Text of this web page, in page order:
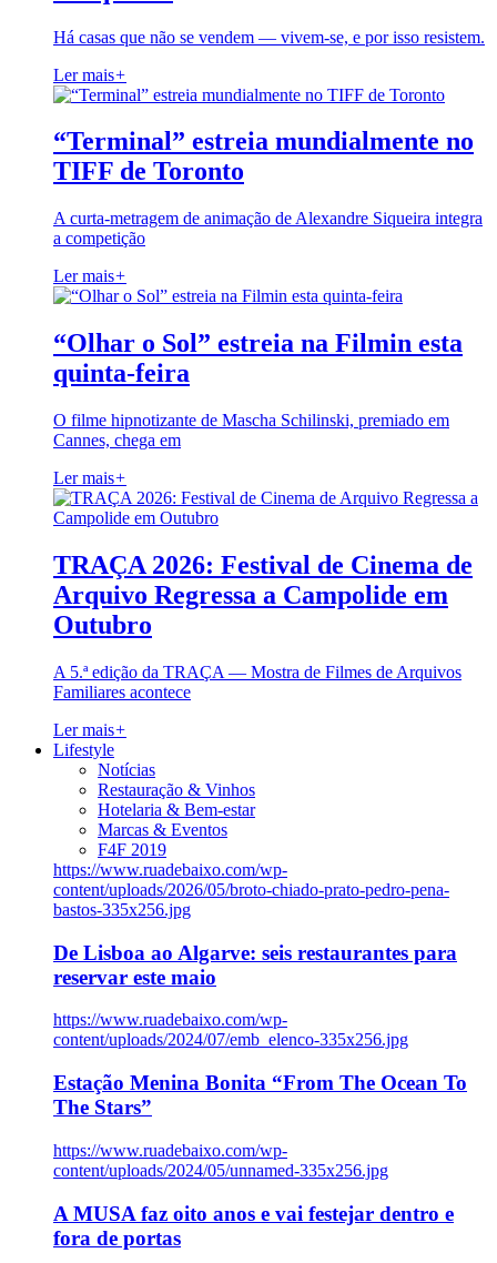
Há casas que não se vendem — vivem-se, e por isso resistem.
Ler mais+
“Terminal” estreia mundialmente no
TIFF de Toronto
A curta-metragem de animação de Alexandre Siqueira integra
a competição
Ler mais+
“Olhar o Sol” estreia na Filmin esta
quinta-feira
O filme hipnotizante de Mascha Schilinski, premiado em
Cannes, chega em
Ler mais+
TRAÇA 2026: Festival de Cinema de
Arquivo Regressa a Campolide em
Outubro
A 5.ª edição da TRAÇA — Mostra de Filmes de Arquivos
Familiares acontece
Ler mais+
Lifestyle
Notícias
Restauração & Vinhos
Hotelaria & Bem-estar
Marcas & Eventos
F4F 2019
https://www.ruadebaixo.com/wp-
content/uploads/2026/05/broto-chiado-prato-pedro-pena-
bastos-335x256.jpg
De Lisboa ao Algarve: seis restaurantes para
reservar este maio
https://www.ruadebaixo.com/wp-
content/uploads/2024/07/emb_elenco-335x256.jpg
Estação Menina Bonita “From The Ocean To
The Stars”
https://www.ruadebaixo.com/wp-
content/uploads/2024/05/unnamed-335x256.jpg
A MUSA faz oito anos e vai festejar dentro e
fora de portas